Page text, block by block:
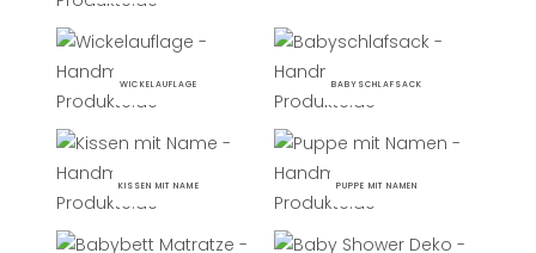
WICKELAUFLAGE BABYSCHLAFSACK
KISSEN MIT NAME PUPPE MIT NAMEN